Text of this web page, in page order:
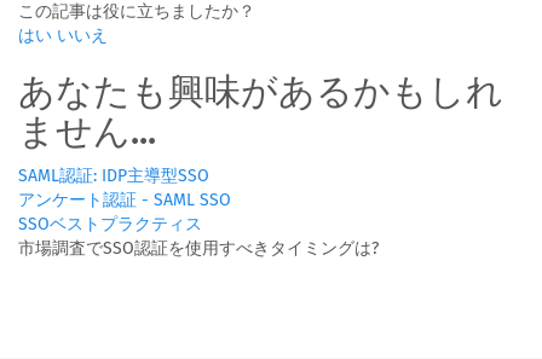
この記事は役に立ちましたか？
はい いいえ
あなたも興味があるかもしれ
ません...
SAML認証: IDP主導型SSO
アンケート認証 - SAML SSO
SSOベストプラクティス
市場調査でSSO認証を使用すべきタイミングは?